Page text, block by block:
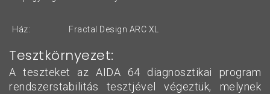
Ház: Fractal Design ARC XL
Tesztkörnyezet:
A teszteket az AIDA 64 diagnosztikai program
rendszerstabilitás tesztjével végeztük, melynek